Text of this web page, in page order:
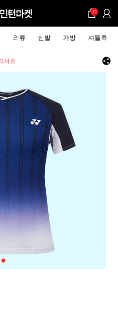
0
의류 신발 가방 셔틀콕
셔츠